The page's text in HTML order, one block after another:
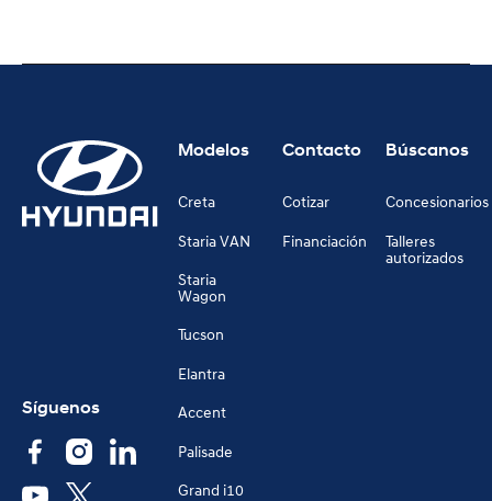
Síguenos
Modelos
Creta
Staria VAN
Staria
Wagon
Tucson
Elantra
Accent
Palisade
Grand i10
Contacto
Cotizar
Financiación
Búscanos
Concesionarios
Talleres
autorizados